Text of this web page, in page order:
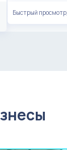
Быстрый просмотр